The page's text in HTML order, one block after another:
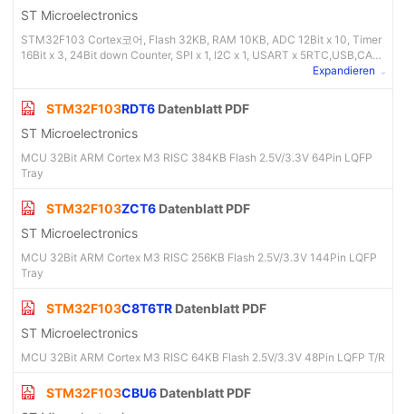
ST Microelectronics
STM32F103 Cortex코어, Flash 32KB, RAM 10KB, ADC 12Bit x 10, Timer
16Bit x 3, 24Bit down Counter, SPI x 1, I2C x 1, USART x 5RTC,USB,CAN,
Expandieren
STM32F103RDT6 Datenblatt PDF
ST Microelectronics
MCU 32Bit ARM Cortex M3 RISC 384KB Flash 2.5V/3.3V 64Pin LQFP
Tray
STM32F103ZCT6 Datenblatt PDF
ST Microelectronics
MCU 32Bit ARM Cortex M3 RISC 256KB Flash 2.5V/3.3V 144Pin LQFP
Tray
STM32F103C8T6TR Datenblatt PDF
ST Microelectronics
MCU 32Bit ARM Cortex M3 RISC 64KB Flash 2.5V/3.3V 48Pin LQFP T/R
STM32F103CBU6 Datenblatt PDF